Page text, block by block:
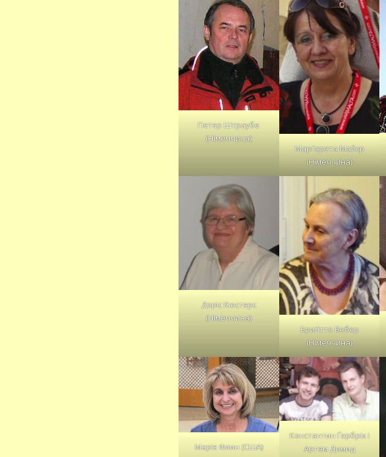
Петер Штраубе
(Німеччина)
Марґарета Майєр
(Німеччина)
Доріс Кюстерс
(Німеччина)
Бриґітте Вебер
(Німеччина)
Марія Флин (США)
Константин Ґербріх і
Артем Димид